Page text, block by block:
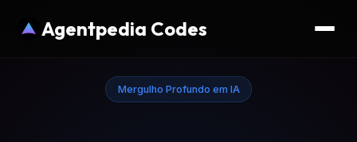
Agentpedia Codes
Mergulho Profundo em IA